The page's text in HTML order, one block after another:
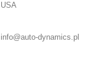
USA
info@auto-dynamics.pl